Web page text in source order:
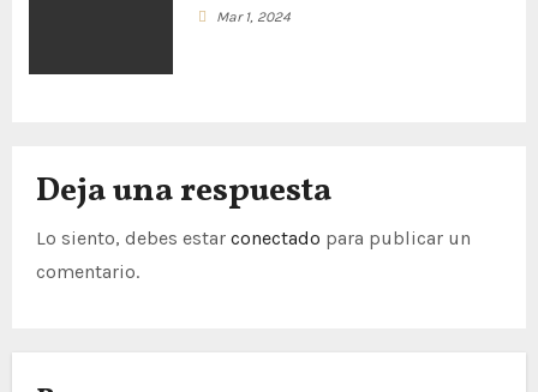
t
a
d
a
Mar 1, 2024
Deja una respuesta
Lo siento, debes estarconectado para publicar un
comentario.